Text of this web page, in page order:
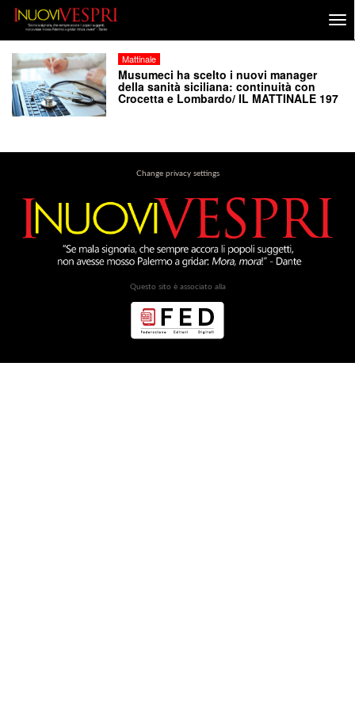
Mattinale
Musumeci ha scelto i nuovi manager
della sanità siciliana: continuità con
Crocetta e Lombardo/ IL MATTINALE 197
Change privacy settings
Questo sito è associato alla